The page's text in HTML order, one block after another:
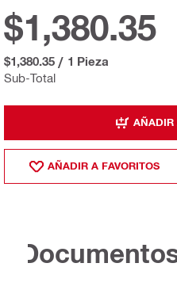
Sub-Total
$1,380.35
$1,380.35 / 1 Pieza
AÑADIR
AÑADIR A FAVORITOS